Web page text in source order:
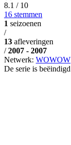
8.1 / 10
16 stemmen
1 seizoenen
/
13 afleveringen
/ 2007 - 2007
Netwerk: WOWOW
De serie is beëindigd